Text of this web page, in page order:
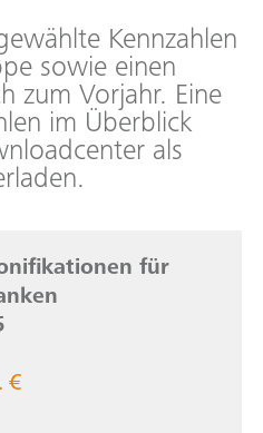
Kennzahlen
sowie einen
zum Vorjahr. Eine
im Überblick
als
für
€
Bonifikationen für
Mio. €